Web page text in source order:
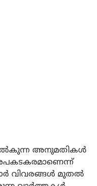
അനുമതികള്‍
വിവരങ്ങള്‍ മുതല്‍